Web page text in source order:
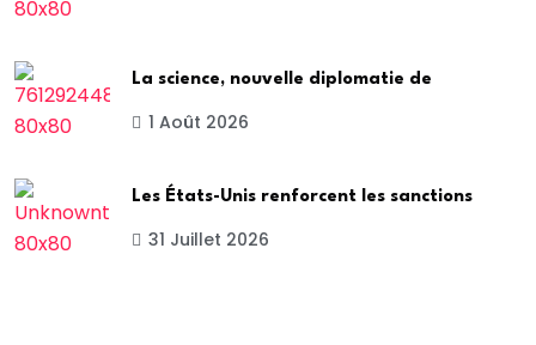
La science, nouvelle diplomatie de
1 Août 2026
Les États-Unis renforcent les sanctions
31 Juillet 2026